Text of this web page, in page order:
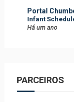
Portal
Infant
Há um ano
PARCEIROS